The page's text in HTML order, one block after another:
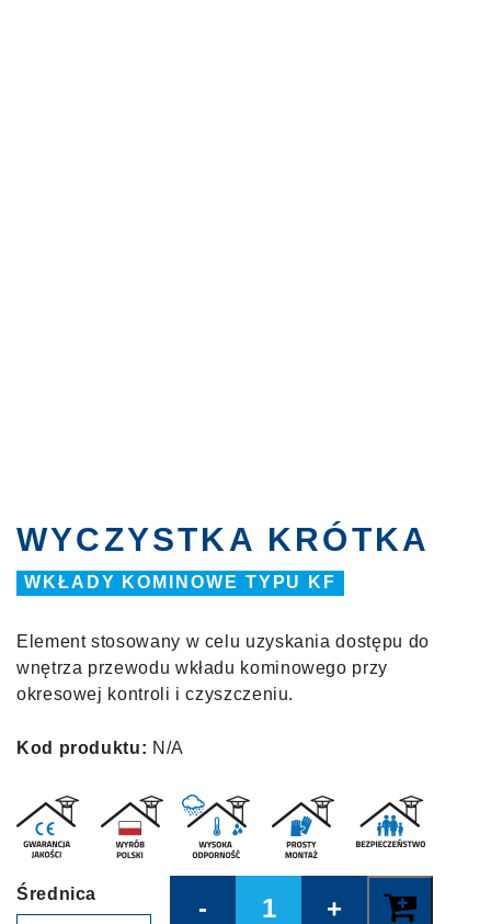
WYCZYSTKA KRÓTKA
WKŁADY KOMINOWE TYPU KF
Element stosowany w celu uzyskania dostępu do
wnętrza przewodu wkładu kominowego przy
okresowej kontroli i czyszczeniu.
Kod produktu: N/A
Średnica